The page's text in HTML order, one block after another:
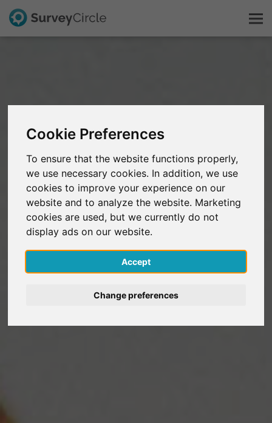
Cookie Preferences
To ensure that the website functions properly,
we use necessary cookies. In addition, we use
cookies to improve your experience on our
website and to analyze the website. Marketing
cookies are used, but we currently do not
display ads on our website.
Accept
Change preferences
FAQ
Gratis registreren
Inloggen
English
Deutsch
Español